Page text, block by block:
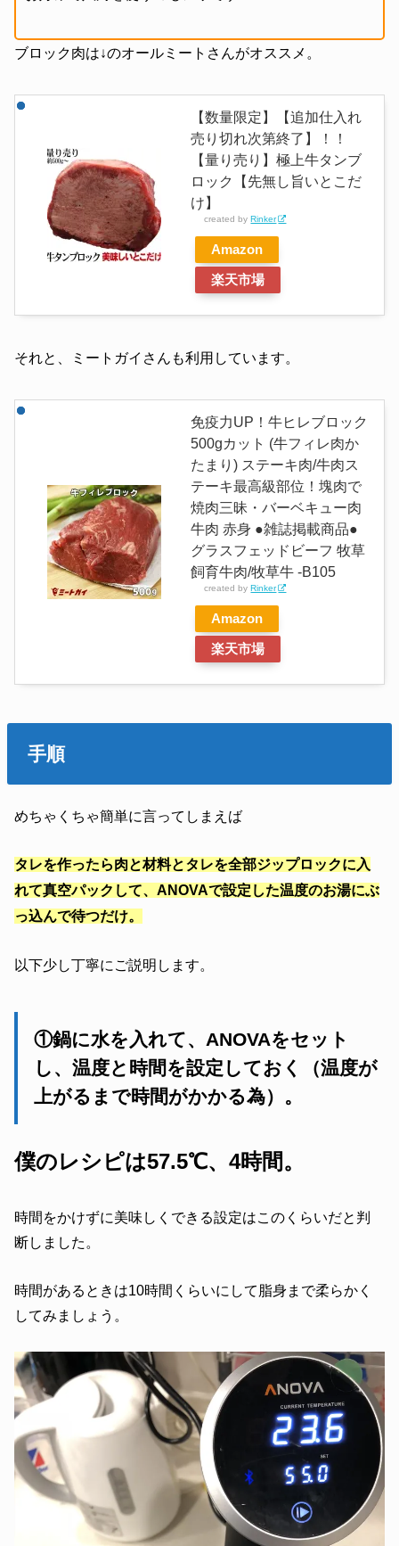
ブロック肉は↓のオールミートさんがオススメ。
【数量限定】【追加仕入れ
売り切れ次第終了】！！
【量り売り】極上牛タンブ
ロック【先無し旨いとこだ
け】
created byRinker
Amazon
楽天市場
それと、ミートガイさんも利用しています。
免疫力UP！牛ヒレブロック
500gカット (牛フィレ肉か
たまり) ステーキ肉/牛肉ス
テーキ最高級部位！塊肉で
焼肉三昧・バーベキュー肉
牛肉 赤身 ●雑誌掲載商品●
グラスフェッドビーフ 牧草
飼育牛肉/牧草牛 -B105
created byRinker
Amazon
楽天市場
手順
めちゃくちゃ簡単に言ってしまえば
タレを作ったら肉と材料とタレを全部ジップロックに入
れて真空パックして、ANOVAで設定した温度のお湯にぶ
っ込んで待つだけ。
以下少し丁寧にご説明します。
①鍋に水を入れて、ANOVAをセット
し、温度と時間を設定しておく（温度が
上がるまで時間がかかる為）。
僕のレシピは57.5℃、4時間。
時間をかけずに美味しくできる設定はこのくらいだと判
断しました。
時間があるときは10時間くらいにして脂身まで柔らかく
してみましょう。